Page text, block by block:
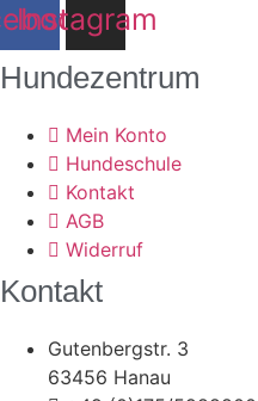
Instagram
Hundezentrum
Mein Konto
Hundeschule
Kontakt
AGB
Widerruf
Kontakt
Gutenbergstr. 3
63456 Hanau